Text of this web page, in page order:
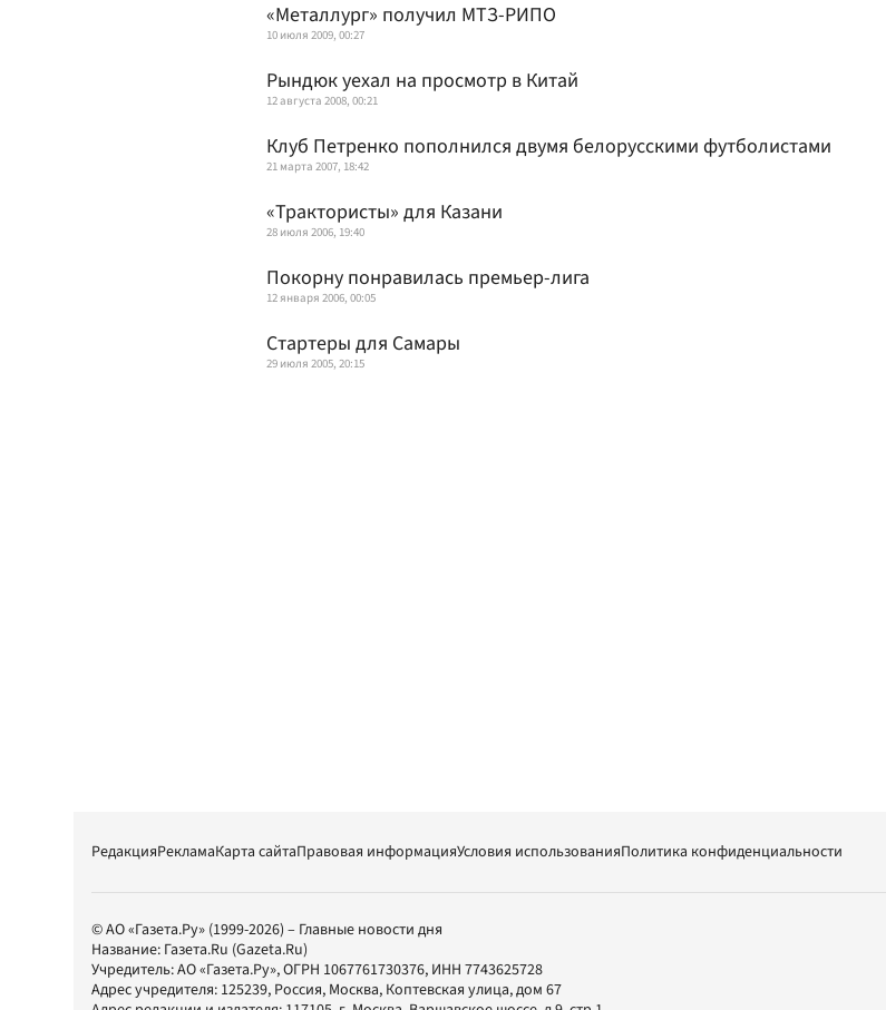
«Металлург» получил МТЗ-РИПО
10 июля 2009, 00:27
Рындюк уехал на просмотр в Китай
12 августа 2008, 00:21
Клуб Петренко пополнился двумя белорусскими футболистами
21 марта 2007, 18:42
«Трактористы» для Казани
28 июля 2006, 19:40
Покорну понравилась премьер-лига
12 января 2006, 00:05
Стартеры для Самары
29 июля 2005, 20:15
РедакцияРекламаКарта сайтаПравовая информацияУсловия использованияПолитика конфиденциальности
© АО «Газета.Ру» (1999-2026) – Главные новости дня
Название: Газета.Ru (Gazeta.Ru)
Учредитель:АО «Газета.Ру», ОГРН 1067761730376, ИНН 7743625728
Адрес учредителя: 125239, Россия, Москва, Коптевская улица, дом 67